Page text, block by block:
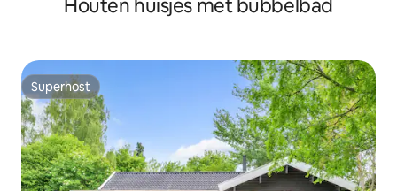
Houten huisjes met bubbelbad
Superhost
Superhost